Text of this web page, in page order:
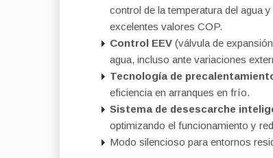
control de la temperatura del agua
excelentes valores COP.
Control EEV (válvula de
agua, incluso ante variaciones
Tecnología de
eficiencia en arranques en frío.
Sistema de desescarche
optimizando el funcionamiento y
Modo silencioso para entornos